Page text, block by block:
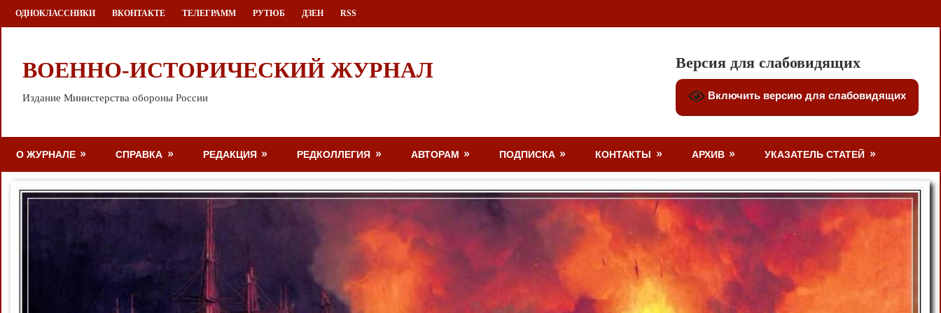
Перейти
к
ОДНОКЛАССНИКИ ВКОНТАКТЕ ТЕЛЕГРАММ РУТЮБ ДЗЕН RSS
ВОЕННО-ИСТОРИЧЕСКИЙ ЖУРНАЛ
Издание Министерства обороны России
Версия для слабовидящих
Включить версию для слабовидящих
О ЖУРНАЛЕ СПРАВКА РЕДАКЦИЯ РЕДКОЛЛЕГИЯ АВТОРАМ ПОДПИСКА КОНТАКТЫ АРХИВ УКАЗАТЕЛЬ СТАТЕЙ